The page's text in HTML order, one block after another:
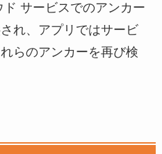
サービスでのアンカー
れ、アプリではサービ
らのアンカーを再び検